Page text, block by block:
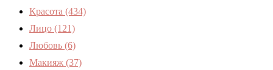
Красота (434)
Лицо (121)
Любовь (6)
Макияж (37)